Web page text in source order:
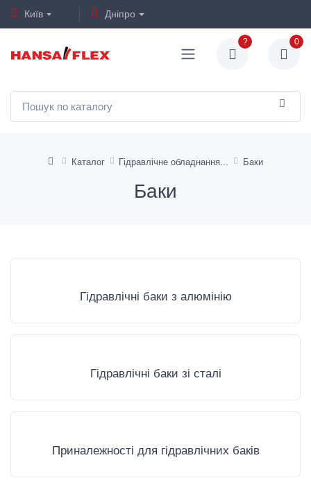
Київ Дніпро
? 0
Каталог Гідравлічне обладнання Баки
Баки
Гідравлічні баки з алюмінію
Гідравлічні баки зі сталі
Приналежності для гідравлічних баків